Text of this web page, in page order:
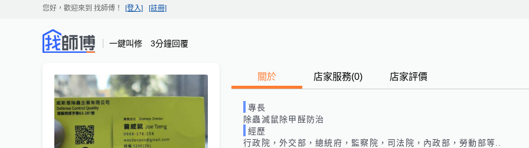
您好，歡迎來到 找師傅 ！ [登入] [註冊]
一鍵叫修 3分鐘回覆
關於 店家服務(0) 店家評價
專長
除蟲滅鼠除甲醛防治
經歷
行政院，外交部，總統府，監察院，司法院，內政部，勞動部等..